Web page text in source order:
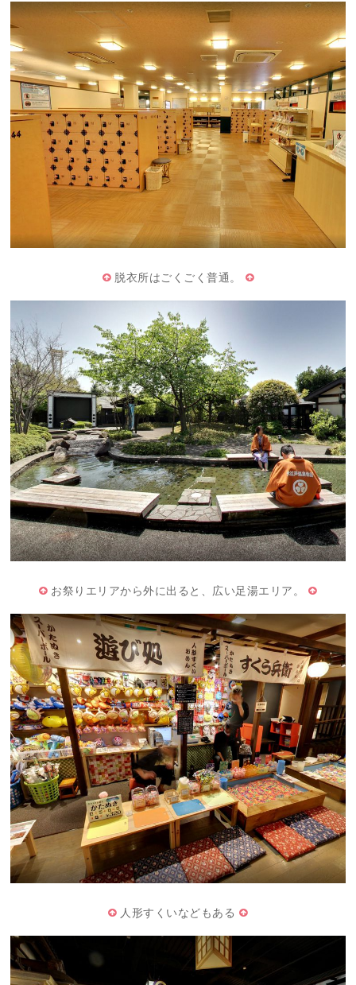
脱衣所はごくごく普通。
お祭りエリアから外に出ると、広い足湯エリア。
人形すくいなどもある